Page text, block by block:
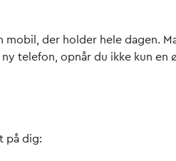
der holder hele dagen.
telefon, opnår du ikke kun
på dig: